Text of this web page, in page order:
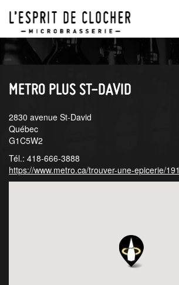
Aller
au
menu
Aller
au
contenu
METRO PLUS ST-DAVID
2830 avenue St-David
Québec
G1C5W2
Tél.: 418-666-3888
https://www.metro.ca/trouver-une-epicerie/191